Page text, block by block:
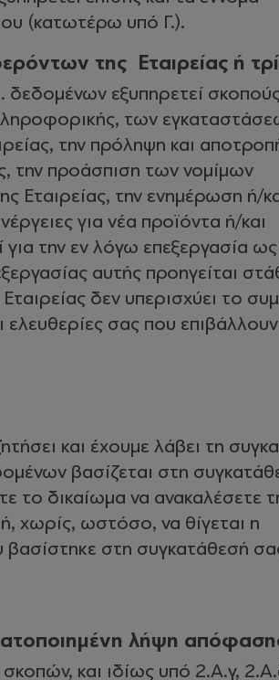
(κατωτέρω υπό Γ.).
της Εταιρείας ή
δεδομένων εξυπηρετεί
των
την πρόληψη και
την προάσπιση των νομίμων
Εταιρείας, την ενημέρωση ή/
για νέα προϊόντα ή/και
για την εν λόγω επεξεργασία
αυτής προηγείται
δεν υπερισχύει το
σας που
και έχουμε λάβει τη
βασίζεται στη
το δικαίωμα να ανακαλέσετε
χωρίς, ωστόσο, να θίγεται η
βασίστηκε στη συγκατάθεσή
λήψη
και ιδίως υπό 2.Α.γ,